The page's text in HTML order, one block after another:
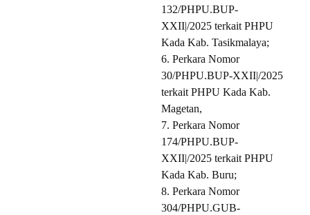
132/PHPU.BUP-
XXII|/2025 terkait PHPU
Kada Kab. Tasikmalaya;
6. Perkara Nomor
30/PHPU.BUP-XXII|/2025
terkait PHPU Kada Kab.
Magetan,
7. Perkara Nomor
174/PHPU.BUP-
XXII|/2025 terkait PHPU
Kada Kab. Buru;
8. Perkara Nomor
304/PHPU.GUB-